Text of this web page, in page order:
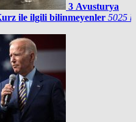
3 Avusturya
ile ilgili bilinmeyenler 5025